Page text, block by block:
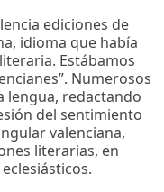
ediciones de
idioma que había
Estábamos
Numerosos
lengua, redactando
del sentimiento
valenciana,
literarias, en